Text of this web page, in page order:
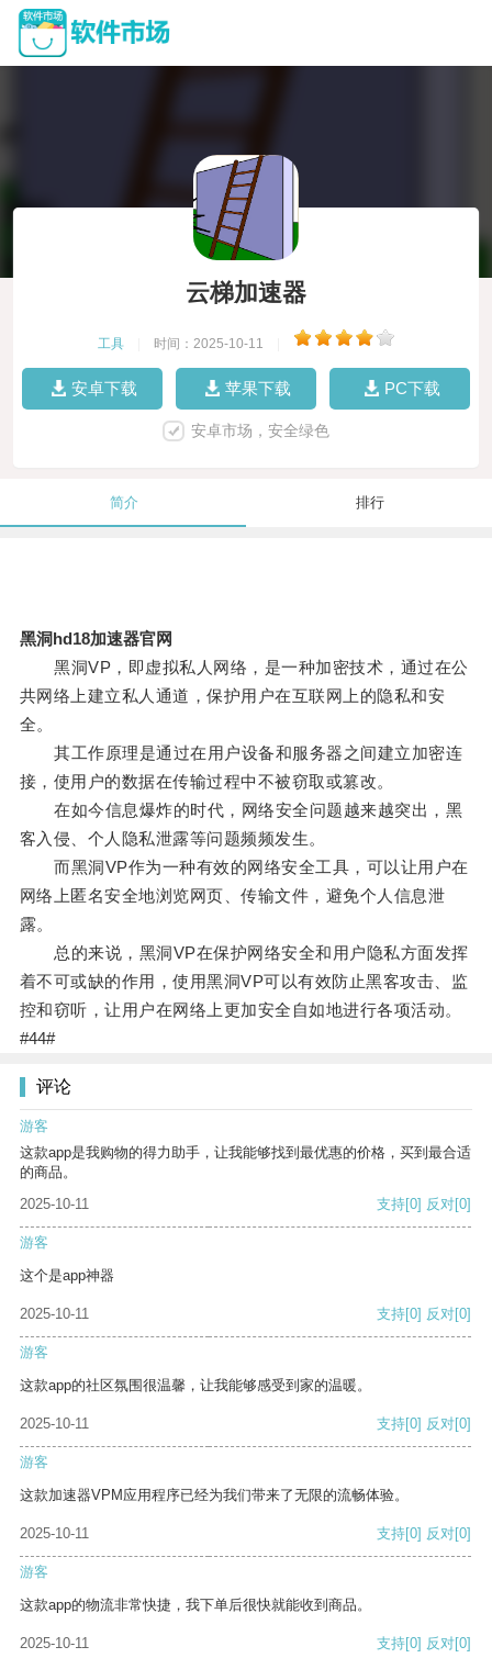
云梯加速器
工具 时间：2025-10-11
安卓下载 苹果下载 PC下载
安卓市场，安全绿色
简介 排行
黑洞hd18加速器官网
黑洞VP，即虚拟私人网络，是一种加密技术，通过在公
共网络上建立私人通道，保护用户在互联网上的隐私和安
全。
其工作原理是通过在用户设备和服务器之间建立加密连
接，使用户的数据在传输过程中不被窃取或篡改。
在如今信息爆炸的时代，网络安全问题越来越突出，黑
客入侵、个人隐私泄露等问题频频发生。
而黑洞VP作为一种有效的网络安全工具，可以让用户在
网络上匿名安全地浏览网页、传输文件，避免个人信息泄
露。
总的来说，黑洞VP在保护网络安全和用户隐私方面发挥
着不可或缺的作用，使用黑洞VP可以有效防止黑客攻击、监
控和窃听，让用户在网络上更加安全自如地进行各项活动。
#44#
评论
游客
这款app是我购物的得力助手，让我能够找到最优惠的价格，买到最合适
的商品。
2025-10-11
支持[0] 反对[0]
游客
这个是app神器
2025-10-11 支持[0] 反对[0]
游客
这款app的社区氛围很温馨，让我能够感受到家的温暖。
2025-10-11 支持[0] 反对[0]
游客
这款加速器VPM应用程序已经为我们带来了无限的流畅体验。
2025-10-11 支持[0] 反对[0]
游客
这款app的物流非常快捷，我下单后很快就能收到商品。
2025-10-11 支持[0] 反对[0]